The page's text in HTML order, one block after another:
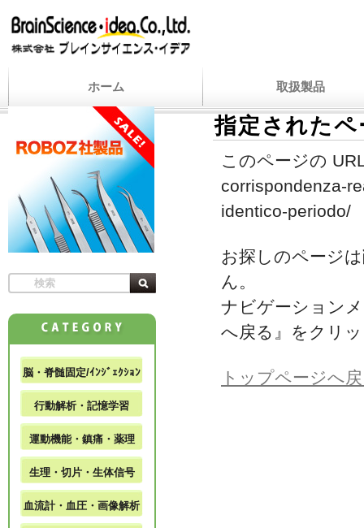
ホーム 取扱製品
指定された
このページの
corrispondenza-
identico-periodo/
お探しのページ
ん。
ナビゲーション
へ戻る』をクリ
トップページへ
脳・脊髄固定/ｲﾝｼﾞｪｸｼｮﾝ
行動解析・記憶学習
運動機能・鎮痛・薬理
生理・切片・生体信号
血流計・血圧・画像解析